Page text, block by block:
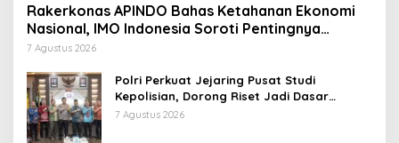
Rakerkonas APINDO Bahas Ketahanan Ekonomi
Nasional, IMO Indonesia Soroti Pentingnya
Kolaborasi Lintas Sektor
7 Agustus 2026
Polri Perkuat Jejaring Pusat Studi
Kepolisian, Dorong Riset Jadi Dasar
Kebijakan dan Inovasi
7 Agustus 2026